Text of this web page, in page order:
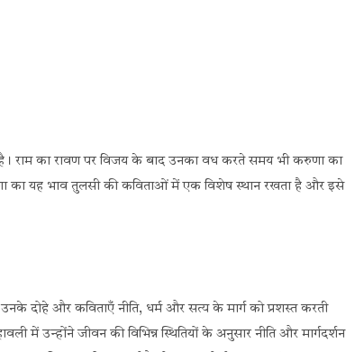
राम का रावण पर विजय के बाद उनका वध करते समय भी करुणा का
का यह भाव तुलसी की कविताओं में एक विशेष स्थान रखता है और इसे
दोहे और कविताएँ नीति, धर्म और सत्य के मार्ग को प्रशस्त करती
में उन्होंने जीवन की विभिन्न स्थितियों के अनुसार नीति और मार्गदर्शन